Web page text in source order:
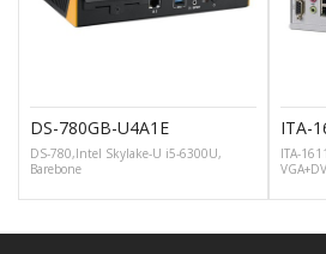
DS-780GB-U4A1E
DS-780,Intel Skylake-U i5-6300U,
Barebone
ITA-
ITA-